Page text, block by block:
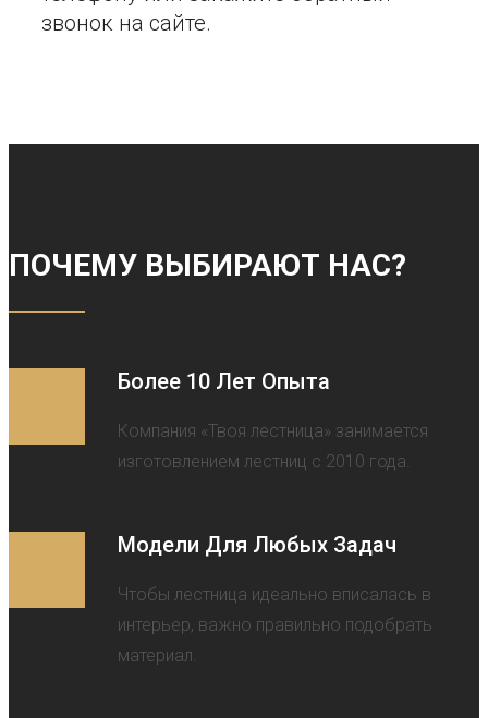
звонок на сайте.
ПОЧЕМУ ВЫБИРАЮТ НАС?
Более 10 Лет Опыта
Компания «Твоя лестница» занимается
изготовлением лестниц с 2010 года.
Модели Для Любых Задач
Чтобы лестница идеально вписалась в
интерьер, важно правильно подобрать
материал.